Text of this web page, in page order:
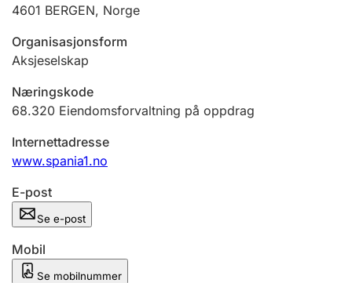
Ektepaktveileder
Offentlig sektor
Andre tema
4601 BERGEN, Norge
Organisasjonsform
Aksjeselskap
Næringskode
68.320 Eiendomsforvaltning på oppdrag
Internettadresse
www.spania1.no
E-post
Se e-post
Mobil
Se mobilnummer